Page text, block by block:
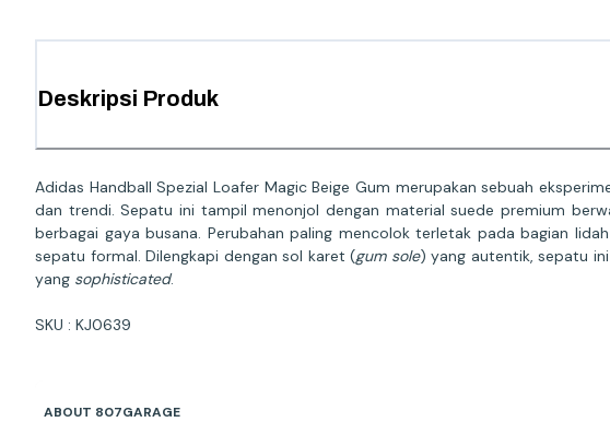
Deskripsi Produk
Adidas Handball Spezial Loafer Magic Beige Gum merupakan sebuah
dan trendi. Sepatu ini tampil menonjol dengan material suede premium
berbagai gaya busana. Perubahan paling mencolok terletak pada bagian
sepatu formal. Dilengkapi dengan sol karet (gum sole) yang autentik, sepatu
yang sophisticated.
SKU : KJ0639
ABOUT 807GARAGE